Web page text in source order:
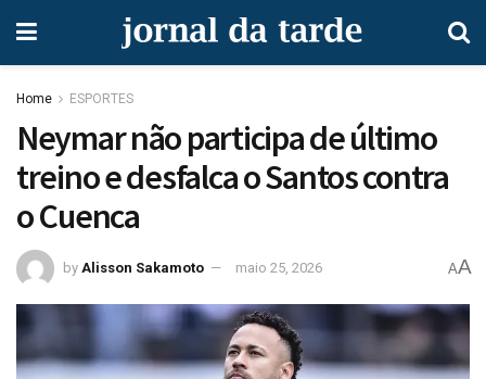
Home ESPORTES
Neymar não participa de último
treino e desfalca o Santos contra
o Cuenca
by Alisson Sakamoto maio 25, 2026 AA